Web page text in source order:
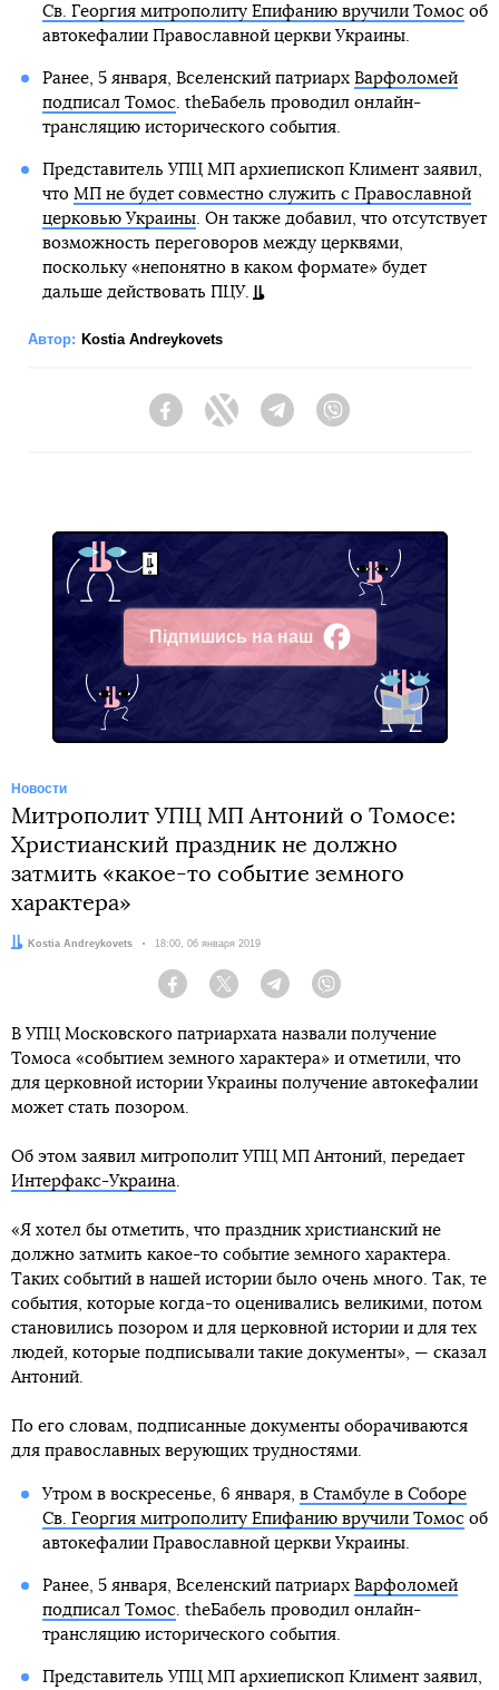
Св. Георгия митрополиту Епифанию вручили Томособ
автокефалии Православной церкви Украины.
Ранее, 5 января, Вселенский патриарх Варфоломей
подписал Томос. theБабель проводил онлайн-
трансляцию исторического события.
Представитель УПЦ МП архиепископ Климент заявил,
что МП не будет совместно служить с Православной
церковью Украины. Он также добавил, что отсутствует
возможность переговоров между церквями,
поскольку «непонятно в каком формате» будет
дальше действовать ПЦУ.
Автор: Kostia Andreykovets
FacebookTwitter Telegram
Підпишись на наш
Facebook
Новости
Митрополит УПЦ МП Антоний о Томосе:
Христианский праздник не должно
затмить «какое-то событие земного
характера»
Автор:Kostia Andreykovets Дата:
18:00, 06 января 2019
Facebook Twitter Telegram
В УПЦ Московского патриархата назвали получение
Томоса «событием земного характера» и отметили, что
для церковной истории Украины получение автокефалии
может стать позором.
Об этом заявил митрополит УПЦ МП Антоний, передает
Интерфакс-Украина.
«Я хотел бы отметить, что праздник христианский не
должно затмить какое-то событие земного характера.
Таких событий в нашей истории было очень много. Так, те
события, которые когда-то оценивались великими, потом
становились позором и для церковной истории и для тех
людей, которые подписывали такие документы», — сказал
Антоний.
По его словам, подписанные документы оборачиваются
для православных верующих трудностями.
Утром в воскресенье, 6 января, в Стамбуле в Соборе
Св. Георгия митрополиту Епифанию вручили Томособ
автокефалии Православной церкви Украины.
Ранее, 5 января, Вселенский патриарх Варфоломей
подписал Томос. theБабель проводил онлайн-
трансляцию исторического события.
Представитель УПЦ МП архиепископ Климент заявил,